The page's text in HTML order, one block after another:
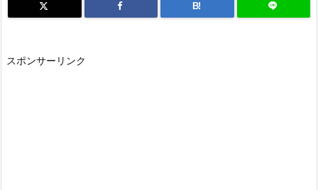
B!
スポンサーリンク